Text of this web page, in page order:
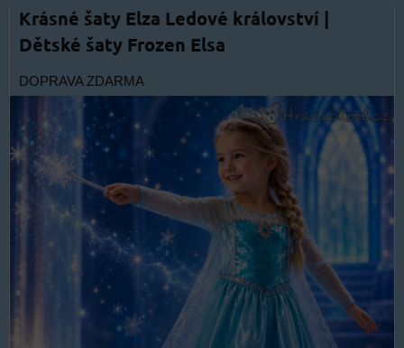
Krásné šaty Elza Ledové království |
Dětské šaty Frozen Elsa
DOPRAVA ZDARMA